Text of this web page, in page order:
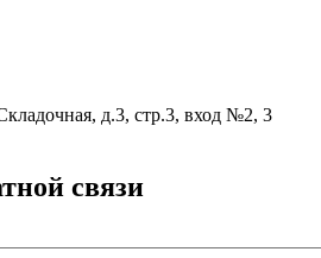
д.3, стр.3, вход №2, 3
связи